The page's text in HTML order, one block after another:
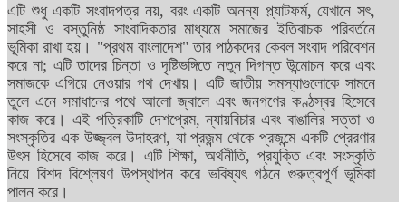
এটি শুধু একটি সংবাদপত্র নয়, বরং একটি অনন্য প্ল্যাটফর্ম, যেখানে সৎ,
সাহসী ও বস্তুনিষ্ঠ সাংবাদিকতার মাধ্যমে সমাজের ইতিবাচক পরিবর্তনে
ভূমিকা রাখা হয়। "প্রথম বাংলাদেশ" তার পাঠকদের কেবল সংবাদ পরিবেশন
করে না; এটি তাদের চিন্তা ও দৃষ্টিভঙ্গিতে নতুন দিগন্ত উন্মোচন করে এবং
সমাজকে এগিয়ে নেওয়ার পথ দেখায়। এটি জাতীয় সমস্যাগুলোকে সামনে
তুলে এনে সমাধানের পথে আলো জ্বালে এবং জনগণের কণ্ঠস্বর হিসেবে
কাজ করে। এই পত্রিকাটি দেশপ্রেম, ন্যায়বিচার এবং বাঙালির সত্তা ও
সংস্কৃতির এক উজ্জ্বল উদাহরণ, যা প্রজন্ম থেকে প্রজন্মে একটি প্রেরণার
উৎস হিসেবে কাজ করে। এটি শিক্ষা, অর্থনীতি, প্রযুক্তি এবং সংস্কৃতি
নিয়ে বিশদ বিশ্লেষণ উপস্থাপন করে ভবিষ্যৎ গঠনে গুরুত্বপূর্ণ ভূমিকা
পালন করে।